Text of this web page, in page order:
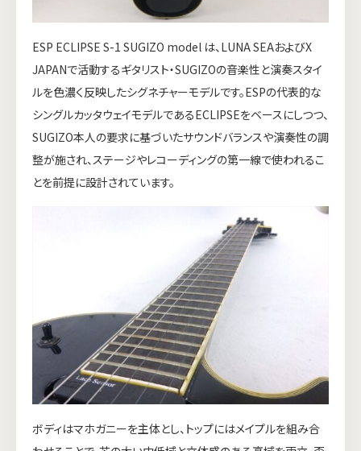
ESP ECLIPSE S-1 SUGIZO model は、LUNA SEAおよびX
JAPANで活動するギタリスト・SUGIZOの音楽性と演奏スタイ
ルを色濃く反映したシグネチャーモデルです。ESPの代表的な
シングルカッタウェイモデルであるECLIPSEをベースにしつつ、
SUGIZO本人の要求に基づいたサウンドバランスや演奏性の調
整が施され、ステージやレコーディングの第一線で使われるこ
とを前提に設計されています。
ボディはマホガニーを主体とし、トップにはメイプルを組み合